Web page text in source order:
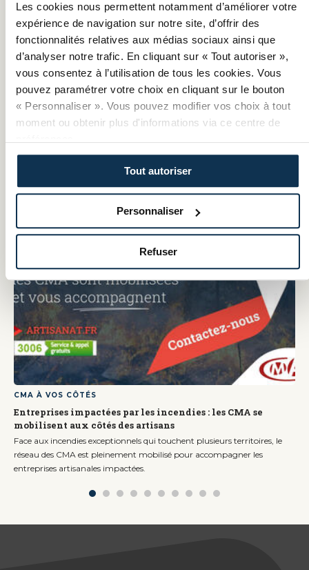
Les cookies nous permettent notamment d’améliorer votre
expérience de navigation sur notre site, d’offrir des
fonctionnalités relatives aux médias sociaux ainsi que
d’analyser notre trafic. En cliquant sur « Tout autoriser »,
vous consentez à l’utilisation de tous les cookies. Vous
pouvez paramétrer votre choix en cliquant sur le bouton
« Personnaliser ». Vous pouvez modifier vos choix à tout
moment ou obtenir plus d'informations via ce centre de
Tout autoriser
Personnaliser
Refuser
avril 2023. La formation en ligne s'étale sur une durée de
3 semaines , à raison de 2 ou 3 heures de travail par
semaine.
Un autre session aura lieu en 2023 à partir du 22 mai 2023
(ouverture des inscriptions : mars 2023)
Ma TPE gagne avec le numérique
et aussi...
CMA À VOS CÔTÉS
Entreprises impactées par les incendies : les CMA se
mobilisent aux côtés des artisans
Face aux incendies exceptionnels qui touchent plusieurs territoires, le
réseau des CMA est pleinement mobilisé pour accompagner les
entreprises artisanales impactées.